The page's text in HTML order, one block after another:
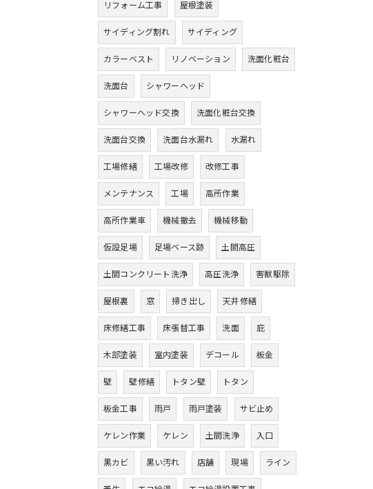
リフォーム工事 屋根塗装
サイディング割れ サイディング
カラーベスト リノベーション 洗面化粧台
洗面台 シャワーヘッド
シャワーヘッド交換 洗面化粧台交換
洗面台交換 洗面台水漏れ 水漏れ
工場修繕 工場改修 改修工事
メンテナンス 工場 高所作業
高所作業車 機械撤去 機械移動
仮設足場 足場ベース跡 土間高圧
土間コンクリート洗浄 高圧洗浄 害獣駆除
屋根裏 窓 掃き出し 天井修繕
床修繕工事 床張替工事 洗面 庇
木部塗装 室内塗装 デコール 板金
壁 壁修繕 トタン壁 トタン
板金工事 雨戸 雨戸塗装 サビ止め
ケレン作業 ケレン 土間洗浄 入口
黒カビ 黒い汚れ 店舗 現場 ライン